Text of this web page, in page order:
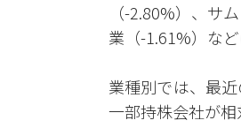
（-2.80%）、サ
業（-1.61%）など
業種別では、最
一部持株会社が相